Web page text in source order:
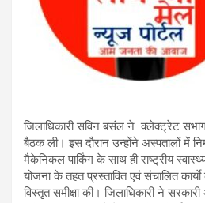
जिलाधिकारी सविन बसंल ने क्लेक्ट्रेट
बैठक ली। इस दौरान उन्होंने अस्पतालों में
मैकेनिकल पार्किंग के साथ ही राष्ट्रीय
योजना के तहत प्रस्तावित एवं संचालित कार्याे
विस्तृत समीक्षा की। जिलाधिकारी ने